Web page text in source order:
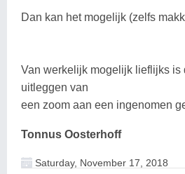
Dan kan het mogelijk (zelfs
Van werkelijk mogelijk lieflijks is
uitleggen van
een zoom aan een ingenomen
Tonnus Oosterhoff
Saturday, November 17, 2018